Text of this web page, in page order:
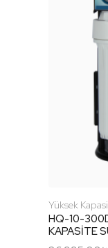
Yüksek
HQ-10-
KAPASİTE